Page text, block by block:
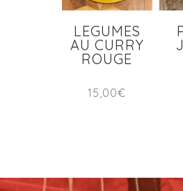
LEGUMES
AU CURRY
ROUGE
15,00€